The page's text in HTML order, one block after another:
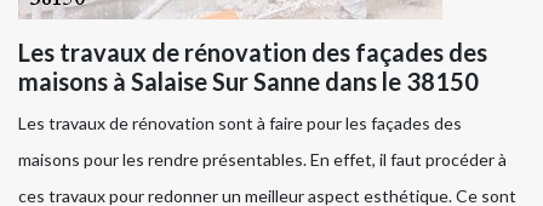
Les travaux de rénovation des façades des
maisons à Salaise Sur Sanne dans le 38150
Les travaux de rénovation sont à faire pour les façades des
maisons pour les rendre présentables. En effet, il faut procéder à
ces travaux pour redonner un meilleur aspect esthétique. Ce sont